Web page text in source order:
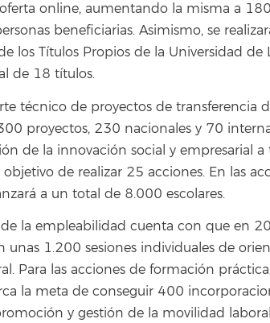
online, aumentando la misma a 180
beneficiarias. Asimismo, se
los Títulos Propios de la Universidad de
de 18 títulos.
técnico de proyectos de transferencia
proyectos, 230 nacionales y 70
de la innovación social y empresarial a
de realizar 25 acciones. En las
a un total de 8.000 escolares.
la empleabilidad cuenta con que en
unas 1.200 sesiones individuales de
Para las acciones de formación
la meta de conseguir 400
y gestión de la movilidad